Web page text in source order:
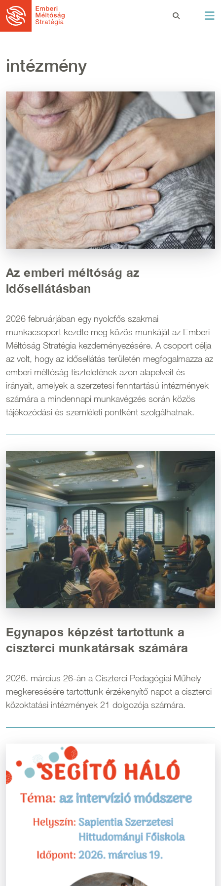
Ugrás a tartalomra
intézmény
Kép
Az emberi méltóság az
idősellátásban
2026 februárjában egy nyolcfős szakmai
munkacsoport kezdte meg közös munkáját az Emberi
Méltóság Stratégia kezdeményezésére. A csoport célja
az volt, hogy az idősellátás területén megfogalmazza az
emberi méltóság tiszteletének azon alapelveit és
irányait, amelyek a szerzetesi fenntartású intézmények
számára a mindennapi munkavégzés során közös
tájékozódási és szemléleti pontként szolgálhatnak.
Kép
Egynapos képzést tartottunk a
ciszterci munkatársak számára
2026. március 26-án a Ciszterci Pedagógiai Műhely
megkeresésére tartottunk érzékenyítő napot a ciszterci
közoktatási intézmények 21 dolgozója számára.